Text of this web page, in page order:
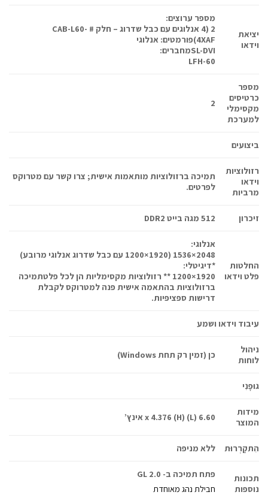
יציאת
וידאו
מספר ערוצים:
2 (4 אנלוגים עם כבל שדרוג – חלק # CAB-L60-
4XAF) פורמטים: אנלוגי
SL-DVIמחברים:
LFH-60
מספר
כרטיסים
מקסימלי
למערכת
2
ביצועים
רזולוציות
וידאו
מרביות
תמיכה ברזולוציות מותאמות אישית; צרו קשר עם מטרוקס
לפרטים.
זיכרון 512 מגה בייט DDR2
החלטות
פלט וידאו
אנלוגי:
2048×1536 (1920×1200 עם כבל שדרוג אנלוגי מרובע)
*דיגיטלי:
1920×1200 ** רזולוציות מקסימליות הן לכל פלטתמיכה
ברזולוציות בהתאמה אישית פנה למטרוקס לקבלת
דרישות ספציפיות.
עיבוד וידאו ושמע
ניהול
לוחות
כן (זמין רק תחת Windows)
גוּפָנִי
מידות
המוצר
6.60 (L) x 4.376 (H) אינץ’
הִתקָרְרוּת ללא מניפה
תכונות
נוספות
פתח תמיכה ב- GL 2.0
חבילת נהג מאוחדת